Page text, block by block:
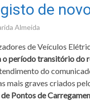
de
Almeida
de Veículos
período transitório do
do
mais graves criados
Pontos de